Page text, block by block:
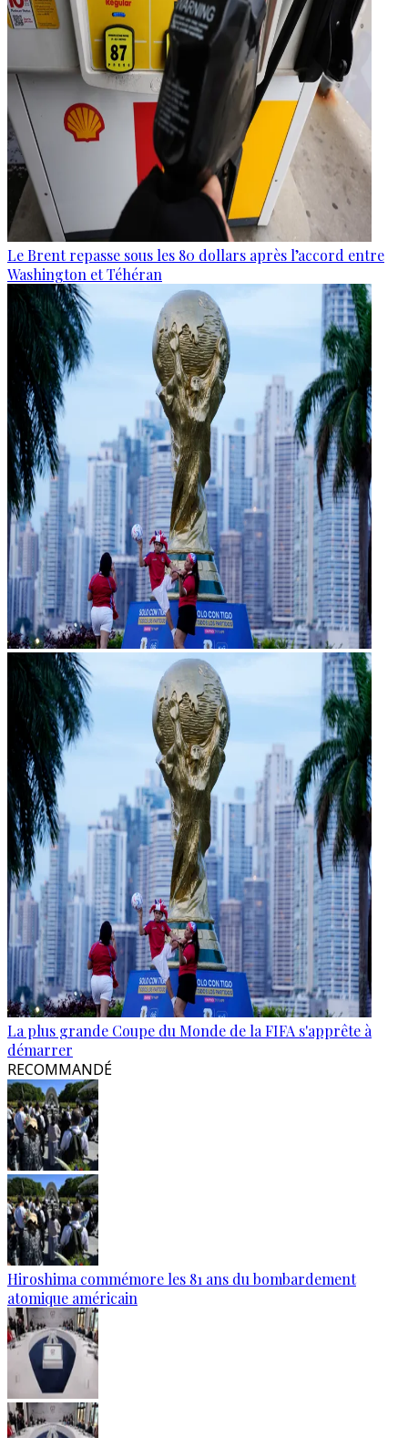
Le Brent repasse sous les 80 dollars après l’accord entre
Washington et Téhéran
La plus grande Coupe du Monde de la FIFA s'apprête à
démarrer
RECOMMANDÉ
Hiroshima commémore les 81 ans du bombardement
atomique américain